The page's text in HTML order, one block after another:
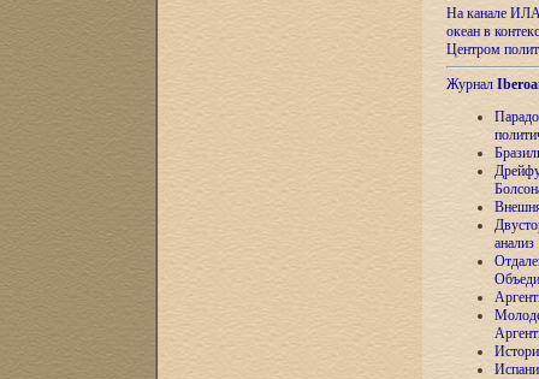
На канале
океан в
Центром
Журнал
анализ